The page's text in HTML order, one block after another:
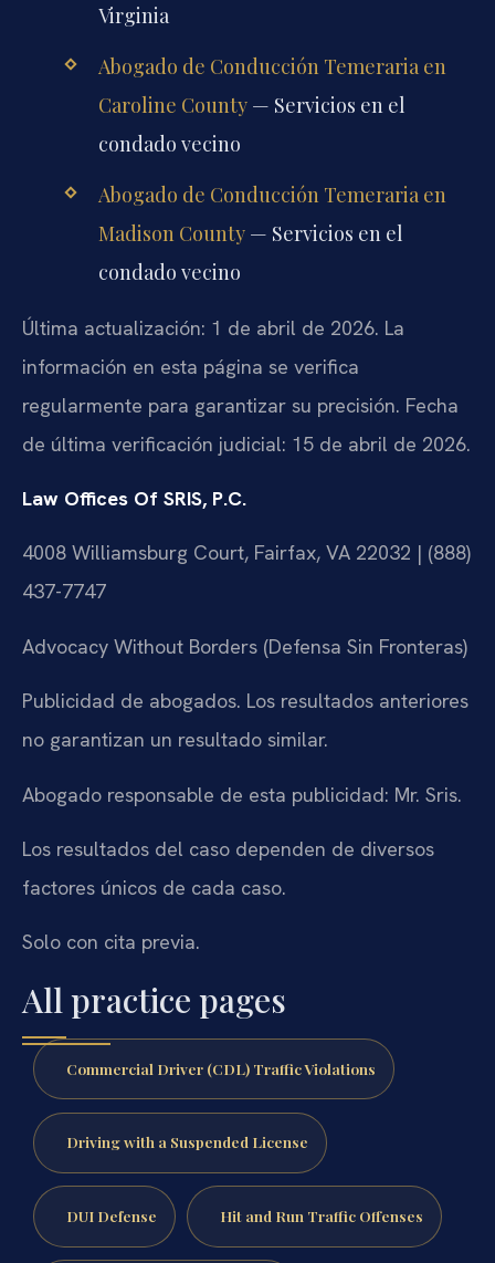
Virginia
Abogado de Conducción Temeraria en
Caroline County— Servicios en el
condado vecino
Abogado de Conducción Temeraria en
Madison County— Servicios en el
condado vecino
Última actualización: 1 de abril de 2026. La
información en esta página se verifica
regularmente para garantizar su precisión. Fecha
de última verificación judicial: 15 de abril de 2026.
Law Offices Of SRIS, P.C.
4008 Williamsburg Court, Fairfax, VA 22032 | (888)
437-7747
Advocacy Without Borders (Defensa Sin Fronteras)
Publicidad de abogados. Los resultados anteriores
no garantizan un resultado similar.
Abogado responsable de esta publicidad: Mr. Sris.
Los resultados del caso dependen de diversos
factores únicos de cada caso.
Solo con cita previa.
All practice pages
Commercial Driver (CDL) Traffic Violations
Driving with a Suspended License
DUI Defense Hit and Run Traffic Offenses